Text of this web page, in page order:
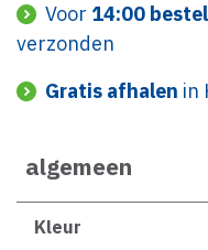
Voor 14:00
verzonden
Gratis afhalen in
algemeen
Kleur